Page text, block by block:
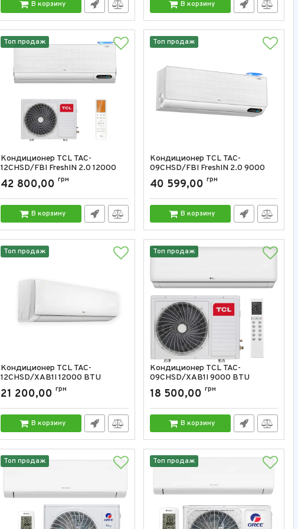
В корзину В корзину
Топ продаж
Кондиционер TCL TAC-
12CHSD/FBI FreshIN 2.0 12000
BTU
Артикул: TAC-12CHSD/FBI
42 800,00 грн
В корзину
Топ продаж
Кондиционер TCL TAC-
09CHSD/FBI FreshIN 2.0 9000
BTU
Артикул: TAC-09CHSD/FBI
40 599,00 грн
В корзину
Топ продаж
Кондиционер TCL TAC-
12CHSD/XAB1I 12000 BTU
Артикул: TAC-12CHSD/XAB1I
21 200,00 грн
В корзину
Топ продаж
Кондиционер TCL TAC-
09CHSD/XAB1I 9000 BTU
Артикул: TAC-09CHSD/XAB1I
18 500,00 грн
В корзину
Топ продаж Топ продаж